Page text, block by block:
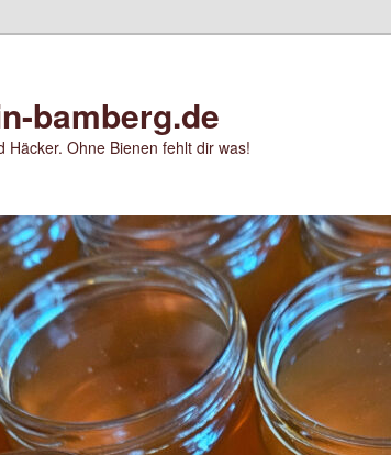
bamberg.de
Ohne Bienen fehlt dir was!